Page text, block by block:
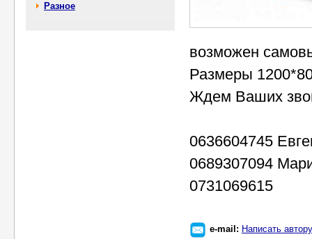
Разное
возможен
Размеры
Ждем Ваших
0636604745
0689307094
0731069615
e-mail: Написать автору